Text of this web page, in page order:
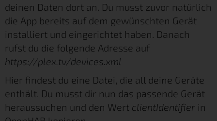
deinen Daten dort an. Du musst zuvor natürlich
die App bereits auf dem gewünschten Gerät
installiert und eingerichtet haben. Danach
rufst du die folgende Adresse auf
https://plex.tv/devices.xml
Hier findest du eine Datei, die all deine Geräte
enthält. Du musst dir nun das passende Gerät
heraussuchen und den Wert clientIdentifier in